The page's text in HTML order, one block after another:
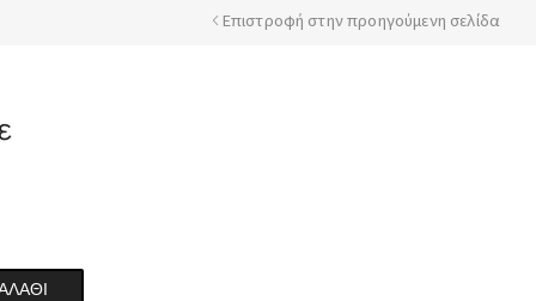
Επιστροφή στην προηγούμενη σελίδα